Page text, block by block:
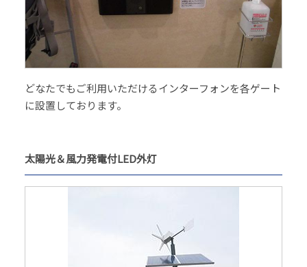
どなたでもご利用いただけるインターフォンを各ゲート
に設置しております。
太陽光＆風力発電付LED外灯